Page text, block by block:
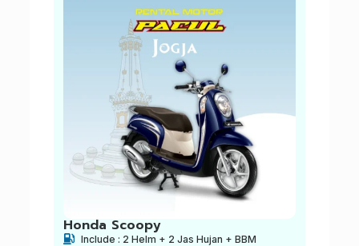
Honda Scoopy
Include : 2 Helm + 2 Jas Hujan + BBM